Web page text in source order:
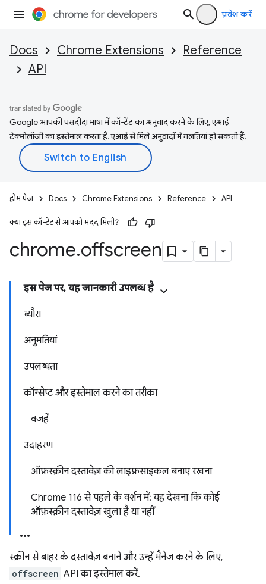
प्रवेश करें
Docs Chrome Extensions
Reference
API
Google आपकी पसंदीदा भाषा में कॉन्टेंट का अनुवाद करने के लिए, एआई
टेक्नोलॉजी का इस्तेमाल करता है. एआई से मिले अनुवादों में गलतियां हो सकती हैं.
होम पेज Docs Chrome Extensions Reference API
क्या इस कॉन्टेंट से आपको मदद मिली?
chrome.offscreen
इस पेज पर, यह जानकारी उपलब्ध है
ब्यौरा
अनुमतियां
उपलब्धता
कॉन्सेप्ट और इस्तेमाल करने का तरीका
वजहें
उदाहरण
ऑफ़स्क्रीन दस्तावेज़ की लाइफ़साइकल बनाए रखना
Chrome 116 से पहले के वर्शन में: यह देखना कि कोई
ऑफ़स्क्रीन दस्तावेज़ खुला है या नहीं
स्क्रीन से बाहर के दस्तावेज़ बनाने और उन्हें मैनेज करने के लिए,
offscreen API का इस्तेमाल करें.